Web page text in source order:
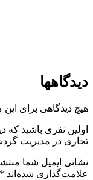
دیدگاهها
هیچ دیدگاهی برای
اولین نفری باشید که
تجاری در مدیریت
نشانی ایمیل شما
علامت‌گذاری شده‌اند *